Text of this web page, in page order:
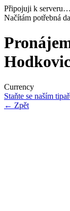
Připojuji k serveru…
Dokončuji
Currency
Staňte se naším
← Zpět